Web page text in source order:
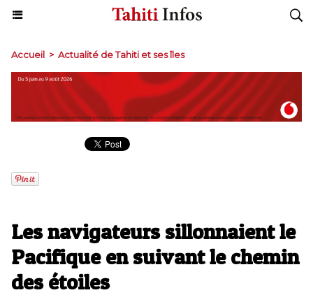
Accueil > Actualité de Tahiti et ses îles
Les navigateurs sillonnaient le
Pacifique en suivant le chemin
des étoiles